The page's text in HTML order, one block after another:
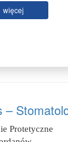
więcej
–
Protetyczne